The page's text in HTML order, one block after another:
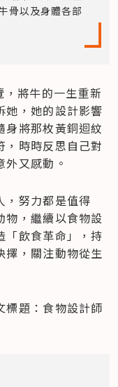
骨以及身體各部
將牛的一生重新
她，她的設計影響
身將那枚黃銅迴紋
，時時反思自己對
又感動。
，努力都是值得
物，繼續以食物設
「飲食革命」，持
擇，關注動物從生
標題：食物設計師